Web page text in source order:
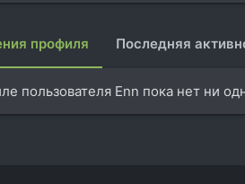
профиля Последняя
пользователя Enn пока нет ни